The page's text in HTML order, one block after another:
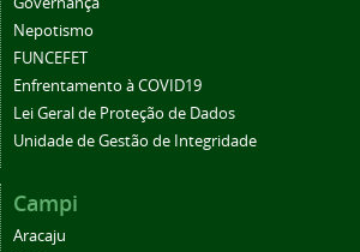
Nepotismo
FUNCEFET
Enfrentamento à COVID19
Lei Geral de Proteção de Dados
Unidade de Gestão de Integridade
Campi
Aracaju